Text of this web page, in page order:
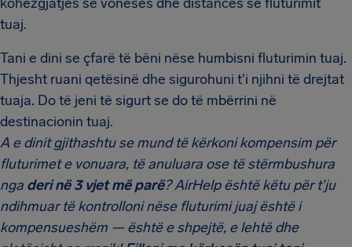
tuaj.
Tani e dini se çfarë të bëni nëse humbisni fluturimin tuaj.
Thjesht ruani qetësinë dhe sigurohuni t'i njihni të drejtat
tuaja. Do të jeni të sigurt se do të mbërrini në
destinacionin tuaj.
A e dinit gjithashtu se mund të kërkoni kompensim për
fluturimet e vonuara, të anuluara ose të stërmbushura
nga deri në 3 vjet më parë? AirHelp është këtu për t'ju
ndihmuar të kontrolloni nëse fluturimi juaj është i
kompensueshëm — është e shpejtë, e lehtë dhe